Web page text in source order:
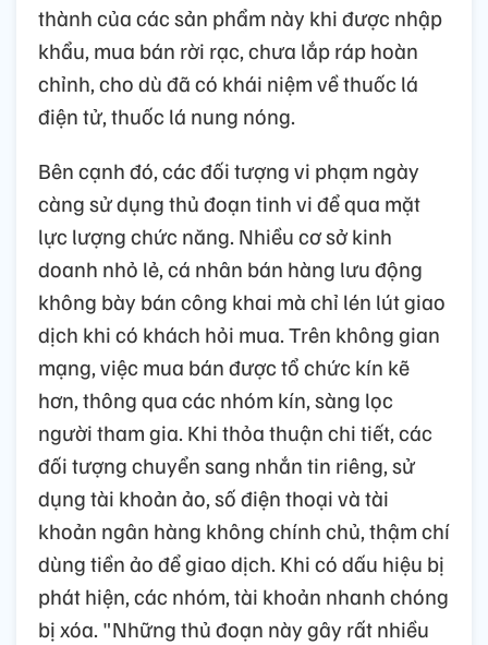
thành của các sản phẩm này khi được nhập
khẩu, mua bán rời rạc, chưa lắp ráp hoàn
chỉnh, cho dù đã có khái niệm về thuốc lá
điện tử, thuốc lá nung nóng.
Bên cạnh đó, các đối tượng vi phạm ngày
càng sử dụng thủ đoạn tinh vi để qua mặt
lực lượng chức năng. Nhiều cơ sở kinh
doanh nhỏ lẻ, cá nhân bán hàng lưu động
không bày bán công khai mà chỉ lén lút giao
dịch khi có khách hỏi mua. Trên không gian
mạng, việc mua bán được tổ chức kín kẽ
hơn, thông qua các nhóm kín, sàng lọc
người tham gia. Khi thỏa thuận chi tiết, các
đối tượng chuyển sang nhắn tin riêng, sử
dụng tài khoản ảo, số điện thoại và tài
khoản ngân hàng không chính chủ, thậm chí
dùng tiền ảo để giao dịch. Khi có dấu hiệu bị
phát hiện, các nhóm, tài khoản nhanh chóng
bị xóa. "Những thủ đoạn này gây rất nhiều